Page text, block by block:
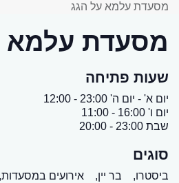
מסעדת עלמא על הגג
מסעדת עלמא
שעות פתיחה
יום א' - יום ה' 23:00 - 12:00
יום ו' 16:00 - 11:00
שבת 23:00 - 20:00
סוגים
ביסטרו, בר יין, אירועים במסעדות,